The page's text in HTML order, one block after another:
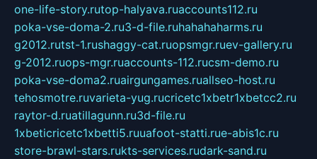
one-life-story.rutop-halyava.ruaccounts112.ru
poka-vse-doma-2.ru3-d-file.ruhahahaharms.ru
g2012.rutst-1.rushaggy-cat.ruopsmgr.ruev-gallery.ru
g-2012.ruops-mgr.ruaccounts-112.rucsm-demo.ru
poka-vse-doma2.ruairgungames.ruallseo-host.ru
tehosmotre.ruvarieta-yug.rucricetc1xbetr1xbetcc2.ru
raytor-d.ruatillagunn.ru3d-file.ru
1xbeticricetc1xbetti5.ruuafoot-statti.rue-abis1c.ru
store-brawl-stars.rukts-services.rudark-sand.ru